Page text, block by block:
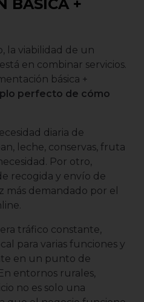
BÁSICA +
la viabilidad de un
en combinar servicios.
básica +
perfecto de cómo
diaria de
leche, conservas, fruta
Por otro,
recogida y envío de
más demandado por el
tráfico constante,
para varias funciones y
en un punto de
entornos rurales,
no es solo una